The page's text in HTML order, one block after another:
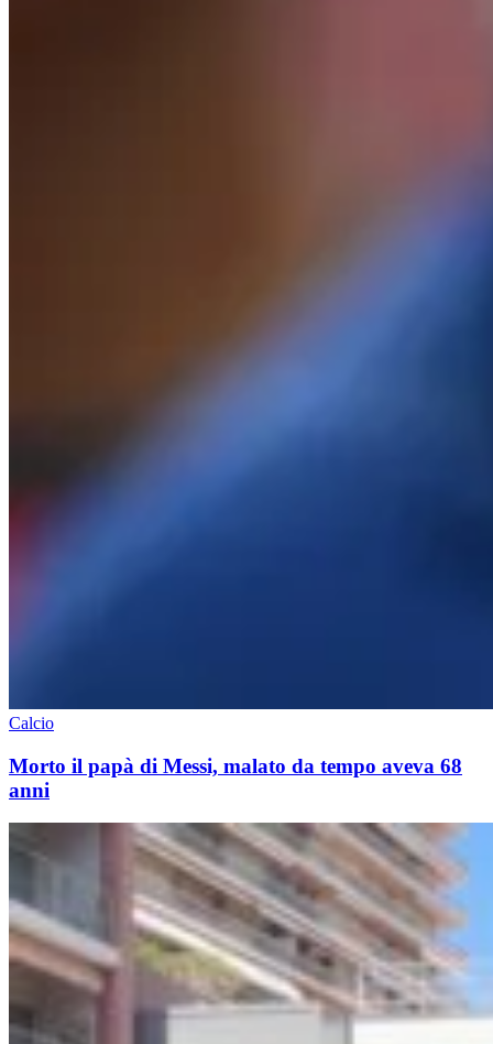
Calcio
Morto il papà di Messi, malato da tempo aveva 68
anni